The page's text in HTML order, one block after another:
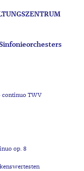
continuo TWV
op. 8